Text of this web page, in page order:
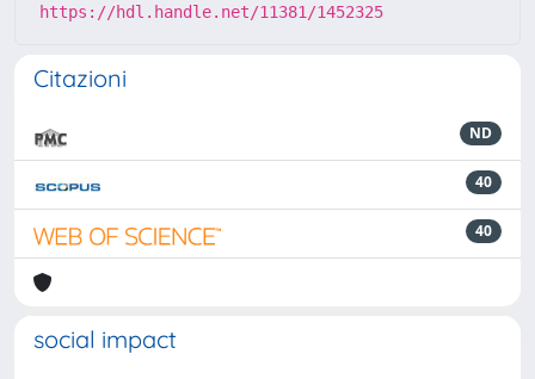
https://hdl.handle.net/11381/1452325
Citazioni
ND
40
40
social impact